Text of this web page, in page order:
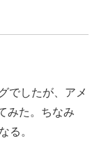
でしたが、アメ
みた。ちなみ
。